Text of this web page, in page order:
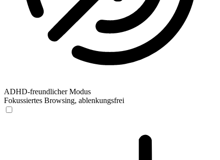
ADHD-freundlicher Modus
Fokussiertes Browsing, ablenkungsfrei